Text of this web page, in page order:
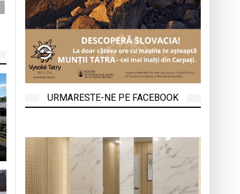
URMARESTE-NE PE FACEBOOK